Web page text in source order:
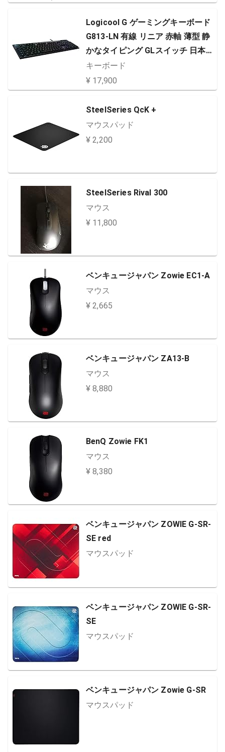
Logicool G ゲーミングキーボード
G813-LN 有線 リニア 赤軸 薄型 静
かなタイピング GLスイッチ 日本語
配列 LIGHTSYNC RGB USB パスス
ルー ゲーミング キーボード メカニ
カルキーボード G813 PC window
mac Chrome ブラック 国内正規品
【 ファイナルファンタジー XIV 推
奨…
キーボード
¥ 17,900
SteelSeries QcK +
マウスパッド
¥ 2,200
SteelSeries Rival 300
マウス
¥ 11,800
ベンキュージャパン Zowie EC1-A
マウス
¥ 2,665
ベンキュージャパン ZA13-B
マウス
¥ 8,880
BenQ Zowie FK1
マウス
¥ 8,380
ベンキュージャパン ZOWIE G-SR-
SE red
マウスパッド
ベンキュージャパン ZOWIE G-SR-
SE
マウスパッド
ベンキュージャパン Zowie G-SR
マウスパッド